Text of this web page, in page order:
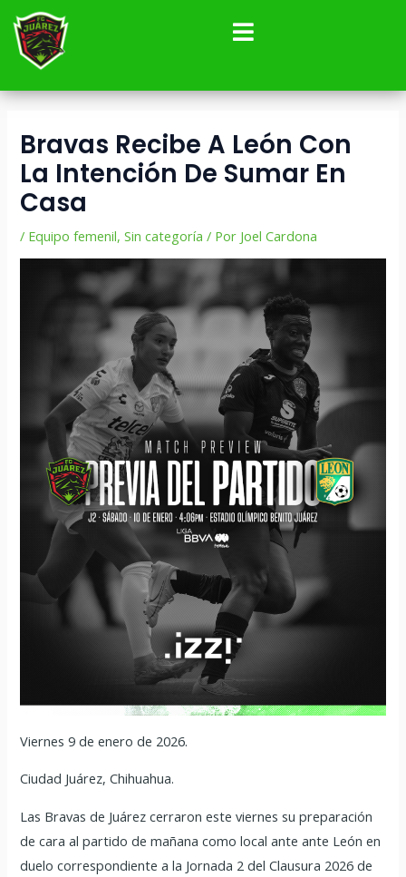
contenido
Bravas Recibe A León Con
La Intención De Sumar En
Casa
/ Equipo femenil,Sin categoría / Por Joel Cardona
Viernes 9 de enero de 2026.
Ciudad Juárez, Chihuahua.
Las Bravas de Juárez cerraron este viernes su preparación
de cara al partido de mañana como local ante ante León en
duelo correspondiente a la Jornada 2 del Clausura 2026 de
Navegación
de
entradas